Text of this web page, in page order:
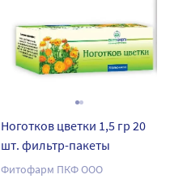
Ноготков цветки 1,5 гр 20
шт. фильтр-пакеты
Фитофарм ПКФ ООО